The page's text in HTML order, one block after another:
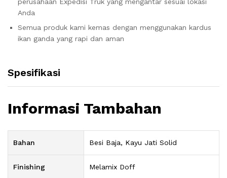
Anda
Semua produk kami kemas dengan menggunakan kardus
ikan ganda yang rapi dan aman
Spesifikasi
Informasi Tambahan
Bahan Besi Baja, Kayu Jati Solid
Finishing Melamix Doff